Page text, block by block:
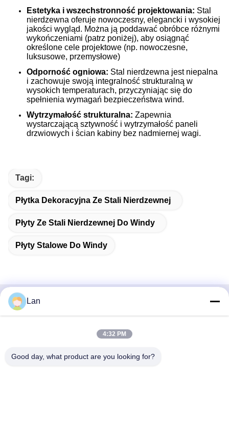
Estetyka i wszechstronność projektowania: Stal
nierdzewna oferuje nowoczesny, elegancki i wysokiej
jakości wygląd. Można ją poddawać obróbce różnymi
wykończeniami (patrz poniżej), aby osiągnąć
określone cele projektowe (np. nowoczesne,
luksusowe, przemysłowe)
Odporność ogniowa: Stal nierdzewna jest niepalna
i zachowuje swoją integralność strukturalną w
wysokich temperaturach, przyczyniając się do
spełnienia wymagań bezpieczeństwa wind.
Wytrzymałość strukturalna: Zapewnia
wystarczającą sztywność i wytrzymałość paneli
drzwiowych i ścian kabiny bez nadmiernej wagi.
Tagi:
Płytka Dekoracyjna Ze Stali Nierdzewnej
Płyty Ze Stali Nierdzewnej Do Windy
Płyty Stalowe Do Windy
Szybki kontakt
Xinglong, Strefa Przemysłowa Guanglong, Miasto Chencun,
Lan
4:32 PM
Good day, what product are you looking for?